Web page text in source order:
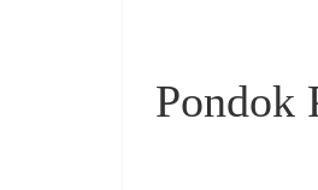
Pondok